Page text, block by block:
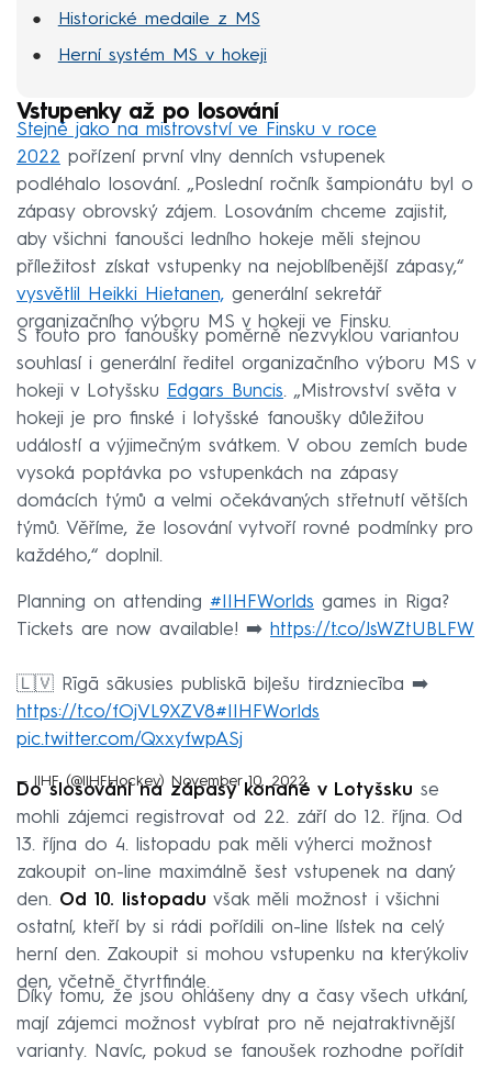
Historické medaile z MS
Herní systém MS v hokeji
Vstupenky až po losování
Stejně jako na mistrovství ve Finsku v roce
2022 pořízení první vlny denních vstupenek
podléhalo losování. „Poslední ročník šampionátu byl o
zápasy obrovský zájem. Losováním chceme zajistit,
aby všichni fanoušci ledního hokeje měli stejnou
příležitost získat vstupenky na nejoblíbenější zápasy,“
vysvětlil Heikki Hietanen, generální sekretář
organizačního výboru MS v hokeji ve Finsku.
S touto pro fanoušky poměrně nezvyklou variantou
souhlasí i generální ředitel organizačního výboru MS v
hokeji v Lotyšsku
Edgars Buncis. „Mistrovství světa v
hokeji je pro finské i lotyšské fanoušky důležitou
událostí a výjimečným svátkem. V obou zemích bude
vysoká poptávka po vstupenkách na zápasy
domácích týmů a velmi očekávaných střetnutí větších
týmů. Věříme, že losování vytvoří rovné podmínky pro
každého,“ doplnil.
Planning on attending #IIHFWorlds games in Riga?
Tickets are now available! ➡️ https://t.co/JsWZtUBLFW
🇱🇻 Rīgā sākusies publiskā biļešu tirdzniecība ➡️
https://t.co/fOjVL9XZV8#IIHFWorlds
pic.twitter.com/QxxyfwpASj
— IIHF (@IIHFHockey) November 10, 2022
Do slosování na zápasy konané v Lotyšsku se
mohli zájemci registrovat od 22. září do 12. října. Od
13. října do 4. listopadu pak měli výherci možnost
zakoupit on-line maximálně šest vstupenek na daný
den. Od 10. listopadu však měli možnost i všichni
ostatní, kteří by si rádi pořídili on-line lístek na celý
herní den. Zakoupit si mohou vstupenku na kterýkoliv
den, včetně čtvrtfinále.
Díky tomu, že jsou ohlášeny dny a časy všech utkání,
mají zájemci možnost vybírat pro ně nejatraktivnější
varianty. Navíc, pokud se fanoušek rozhodne pořídit